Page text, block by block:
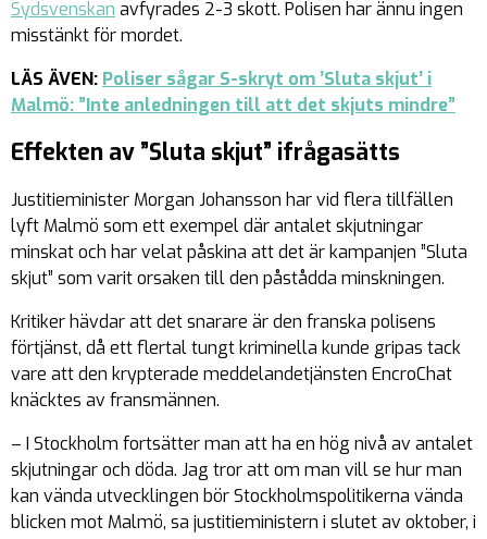
Sydsvenskan avfyrades 2-3 skott. Polisen har ännu ingen
misstänkt för mordet.
LÄS ÄVEN: Poliser sågar S-skryt om ’Sluta skjut’ i
Malmö: ”Inte anledningen till att det skjuts mindre”
Effekten av ”Sluta skjut” ifrågasätts
Justitieminister Morgan Johansson har vid flera tillfällen
lyft Malmö som ett exempel där antalet skjutningar
minskat och har velat påskina att det är kampanjen ”Sluta
skjut” som varit orsaken till den påstådda minskningen.
Kritiker hävdar att det snarare är den franska polisens
förtjänst, då ett flertal tungt kriminella kunde gripas tack
vare att den krypterade meddelandetjänsten EncroChat
knäcktes av fransmännen.
– I Stockholm fortsätter man att ha en hög nivå av antalet
skjutningar och döda. Jag tror att om man vill se hur man
kan vända utvecklingen bör Stockholmspolitikerna vända
blicken mot Malmö, sa justitieministern i slutet av oktober, i